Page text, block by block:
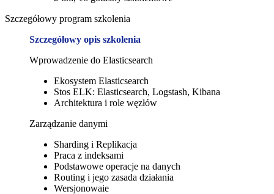
Szczegółowy program szkolenia
Szczegółowy opis szkolenia
Wprowadzenie do Elasticsearch
Ekosystem Elasticsearch
Stos ELK: Elasticsearch, Logstash, Kibana
Architektura i role węzłów
Zarządzanie danymi
Sharding i Replikacja
Praca z indeksami
Podstawowe operacje na danych
Routing i jego zasada działania
Wersjonowaie